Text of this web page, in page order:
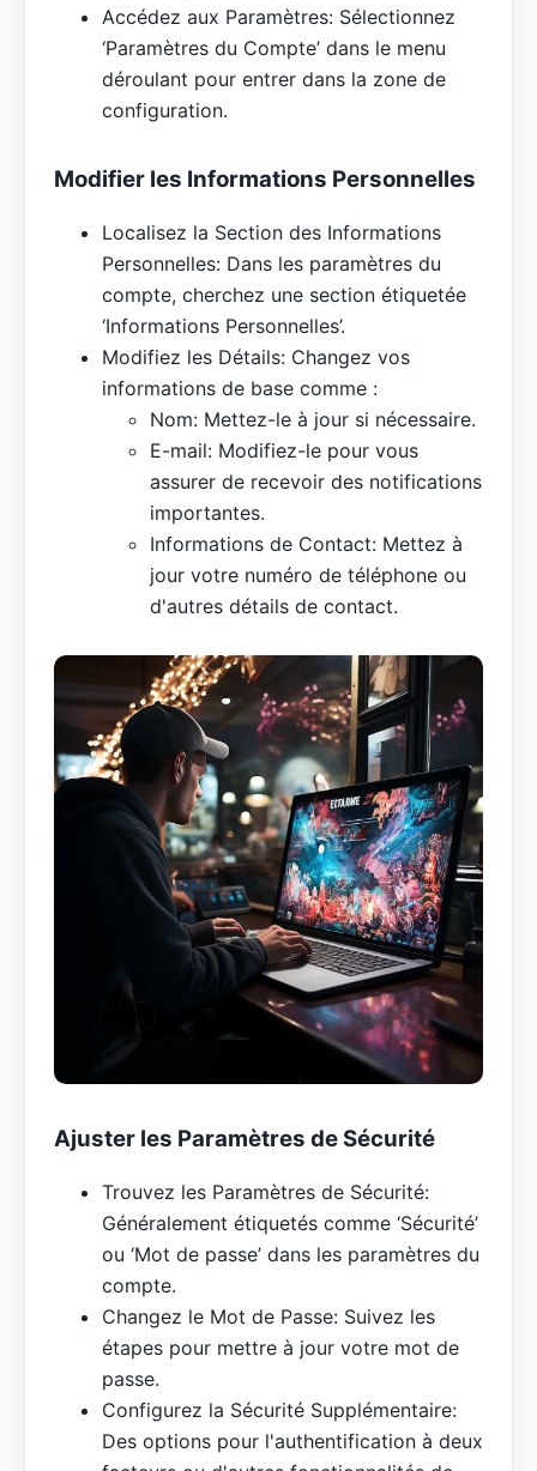
Accédez aux Paramètres: Sélectionnez
‘Paramètres du Compte’ dans le menu
déroulant pour entrer dans la zone de
configuration.
Modifier les Informations Personnelles
Localisez la Section des Informations
Personnelles: Dans les paramètres du
compte, cherchez une section étiquetée
‘Informations Personnelles’.
Modifiez les Détails: Changez vos
informations de base comme :
Nom: Mettez-le à jour si nécessaire.
E-mail: Modifiez-le pour vous
assurer de recevoir des notifications
importantes.
Informations de Contact: Mettez à
jour votre numéro de téléphone ou
d'autres détails de contact.
Ajuster les Paramètres de Sécurité
Trouvez les Paramètres de Sécurité:
Généralement étiquetés comme ‘Sécurité’
ou ‘Mot de passe’ dans les paramètres du
compte.
Changez le Mot de Passe: Suivez les
étapes pour mettre à jour votre mot de
passe.
Configurez la Sécurité Supplémentaire:
Des options pour l'authentification à deux